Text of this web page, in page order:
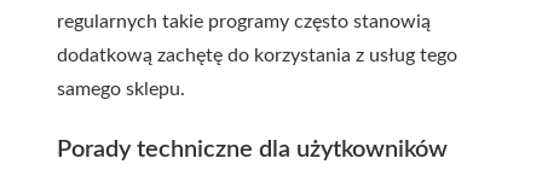
regularnych takie programy często stanowią
dodatkową zachętę do korzystania z usług tego
samego sklepu.
Porady techniczne dla użytkowników